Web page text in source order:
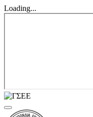
Loading...